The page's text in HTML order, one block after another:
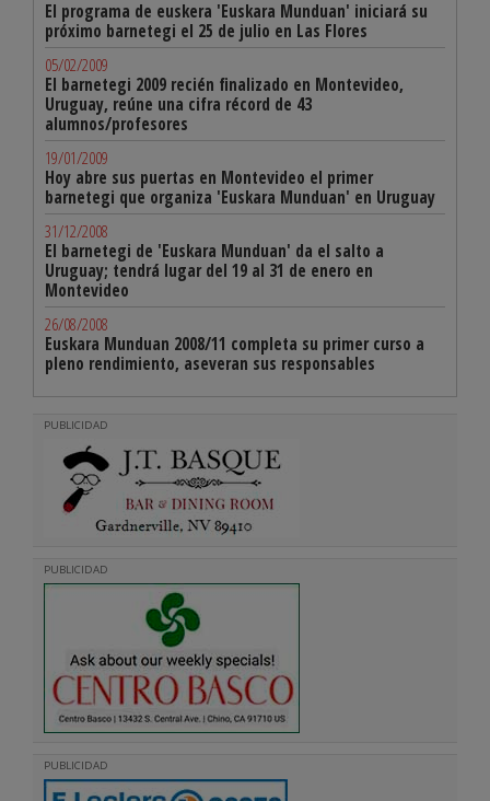
El programa de euskera 'Euskara Munduan' iniciará su
próximo barnetegi el 25 de julio en Las Flores
05/02/2009
El barnetegi 2009 recién finalizado en Montevideo,
Uruguay, reúne una cifra récord de 43
alumnos/profesores
19/01/2009
Hoy abre sus puertas en Montevideo el primer
barnetegi que organiza 'Euskara Munduan' en Uruguay
31/12/2008
El barnetegi de 'Euskara Munduan' da el salto a
Uruguay; tendrá lugar del 19 al 31 de enero en
Montevideo
26/08/2008
Euskara Munduan 2008/11 completa su primer curso a
pleno rendimiento, aseveran sus responsables
PUBLICIDAD
PUBLICIDAD
PUBLICIDAD